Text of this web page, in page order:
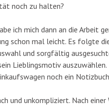
noch zu halten?
ich mich dann an die Arbeit
schon mal leicht. Es folgte
und sorgfältig
Lieblingsmotiv
noch ein
und unkompliziert. Nach